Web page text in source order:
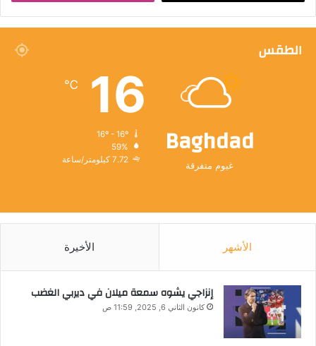
الطقس
Baghdad
غيوم متفرقة
16
℃
59%
7.72 كيلومتر/ساعة
الأشهر الأخيرة
إنزاجي يشوه سمعة ميلان في ديربي الغضب
كانون الثاني 6, 2025, 11:59 ص